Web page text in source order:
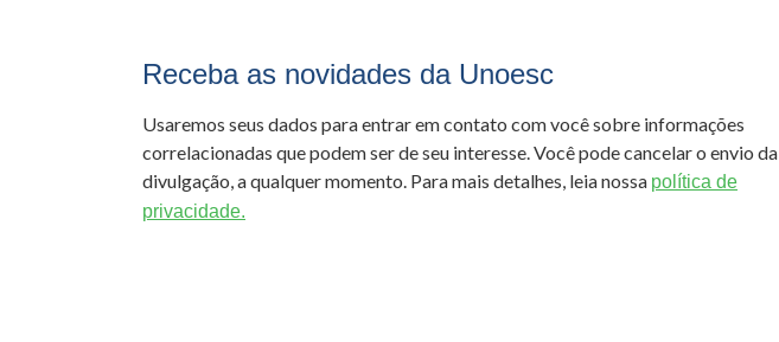
Receba as novidades da Unoesc
Usaremos seus dados para entrar em contato com você sobre informações
correlacionadas que podem ser de seu interesse. Você pode cancelar o envio da
divulgação, a qualquer momento. Para mais detalhes, leia nossa política de
privacidade.